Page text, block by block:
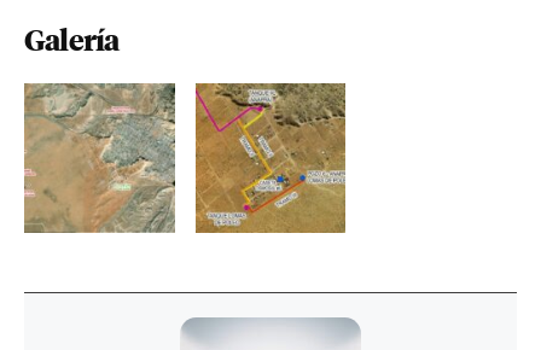
Galería